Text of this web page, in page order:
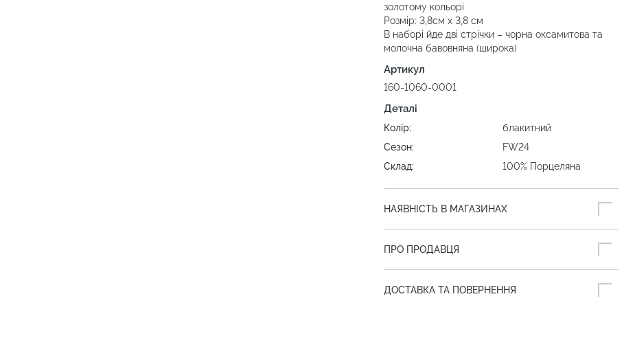
золотому кольорі
Розмір: 3,8см х 3,8 см
В наборі йде дві стрічки – чорна оксамитова та
молочна бавовняна (широка)
Артикул
160-1060-0001
Деталі
Колір:
блакитний
Сезон:
FW24
Склад:
100% Порцеляна
НАЯВНІСТЬ В МАГАЗИНАХ
ПРО ПРОДАВЦЯ
ДОСТАВКА ТА ПОВЕРНЕННЯ